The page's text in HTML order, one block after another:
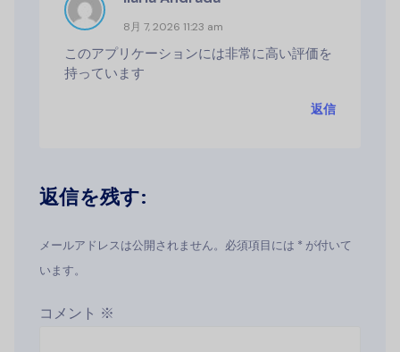
8月 7, 2026 11:23 am
このアプリケーションには非常に高い評価を
持っています
返信
返信を残す:
メールアドレスは公開されません。必須項目には * が付いて
います。
コメント ※